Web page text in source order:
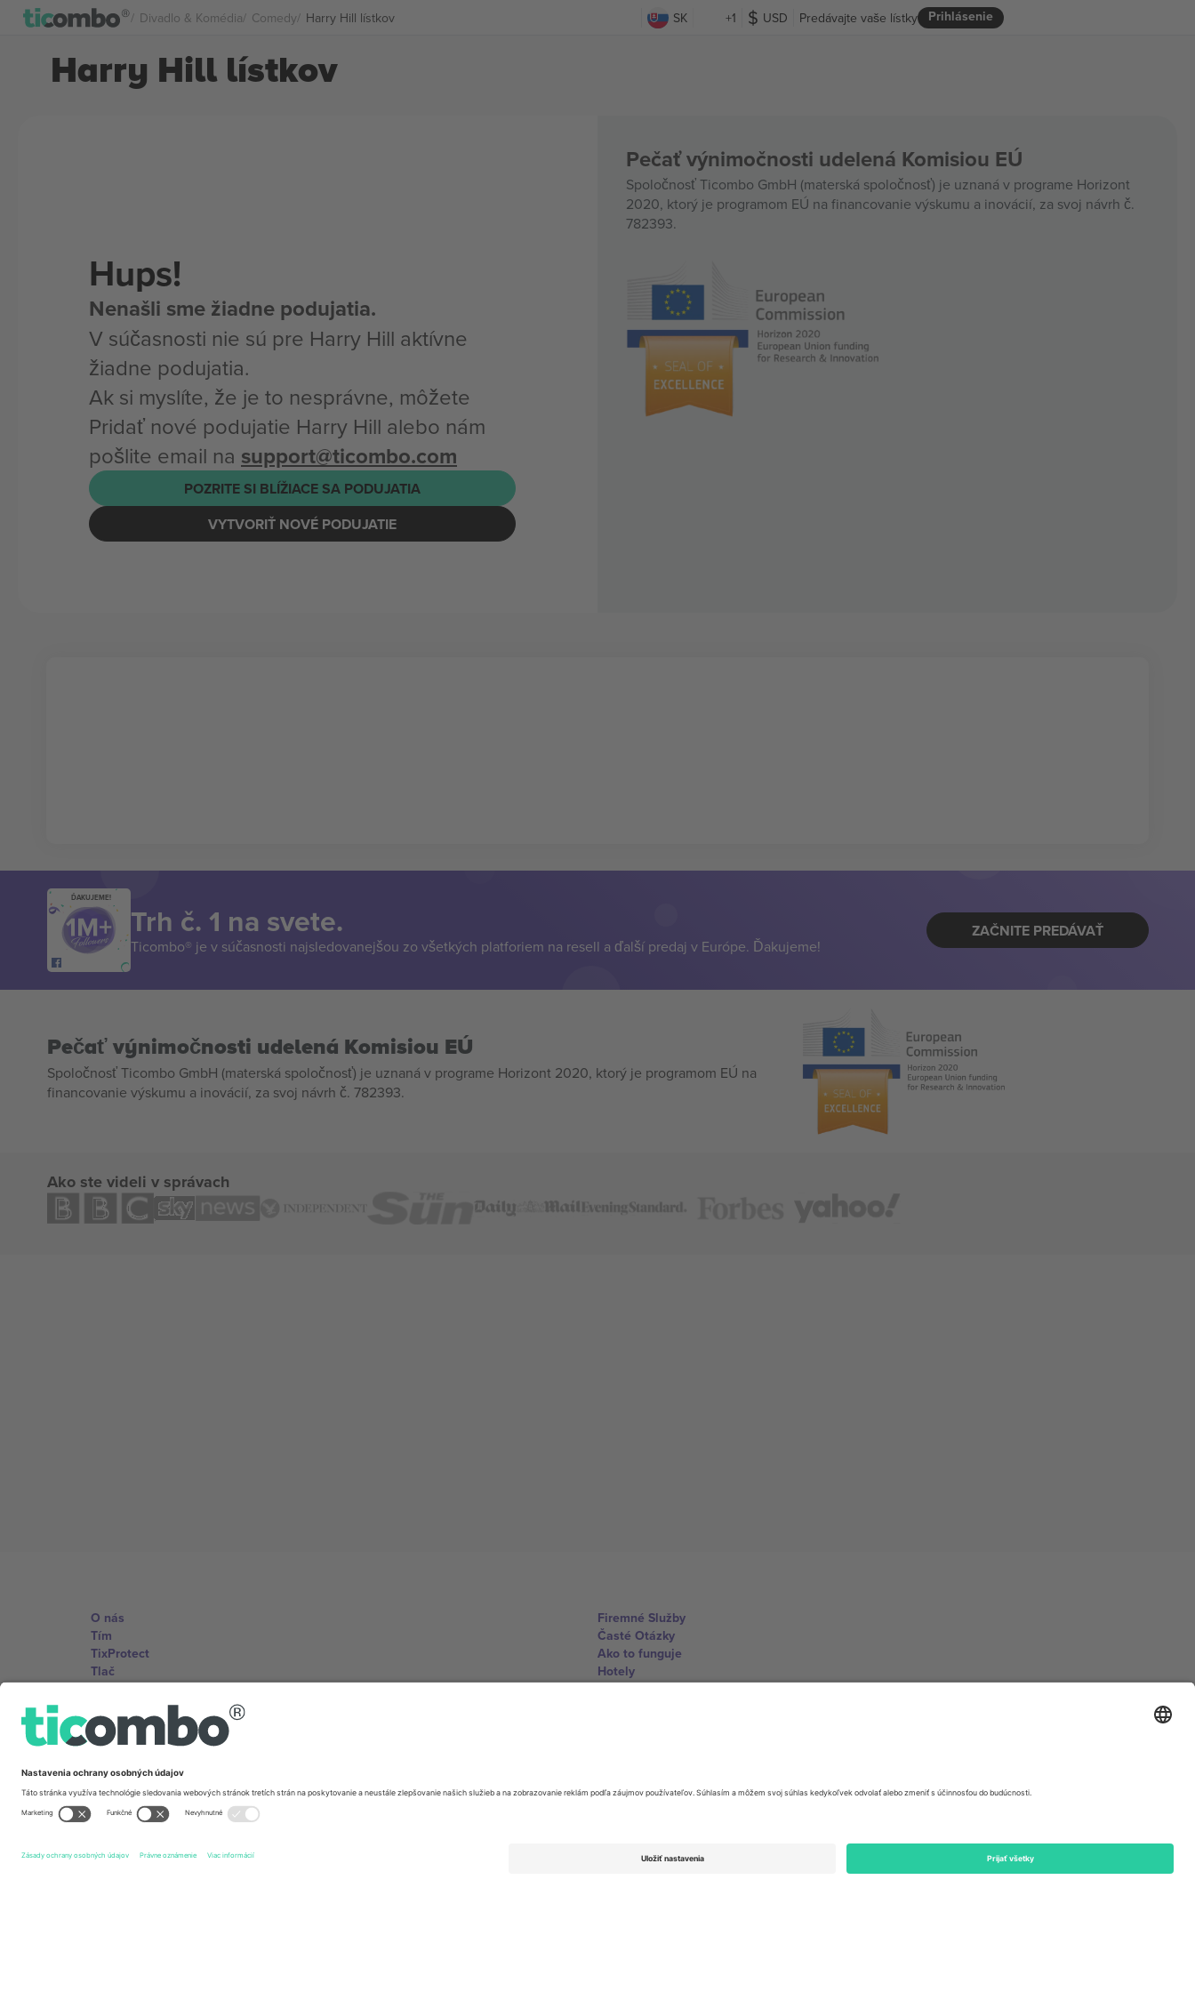
Divadlo & Komédia Comedy Harry Hill lístkov SK +1 USD Prihlásenie
Predávajte vaše lístky
Harry Hill lístkov
Hups!
Nenašli sme žiadne podujatia.
V súčasnosti nie sú pre Harry Hill aktívne
žiadne podujatia.
Ak si myslíte, že je to nesprávne, môžete
Pridať nové podujatie Harry Hill alebo nám
pošlite email na support@ticombo.com
POZRITE SI BLÍŽIACE SA PODUJATIA
VYTVORIŤ NOVÉ PODUJATIE
Pečať výnimočnosti udelená Komisiou EÚ
Spoločnosť Ticombo GmbH (materská spoločnosť) je uznaná v programe Horizont
2020, ktorý je programom EÚ na financovanie výskumu a inovácií, za svoj návrh č.
782393.
ĎAKUJEME!
Trh č. 1 na svete.
Ticombo® je v súčasnosti najsledovanejšou zo všetkých platforiem na resell a ďalší predaj v Európe. Ďakujeme!
ZAČNITE PREDÁVAŤ
Pečať výnimočnosti udelená Komisiou EÚ
Spoločnosť Ticombo GmbH (materská spoločnosť) je uznaná v programe Horizont 2020, ktorý je programom EÚ na
financovanie výskumu a inovácií, za svoj návrh č. 782393.
Ako ste videli v správach
O nás
Tím
TixProtect
Tlač
Zmluvné podmienky
Partnerský program
Firemné Služby
Časté Otázky
Ako to funguje
Hotely
Centrum Majstrovstiev sveta